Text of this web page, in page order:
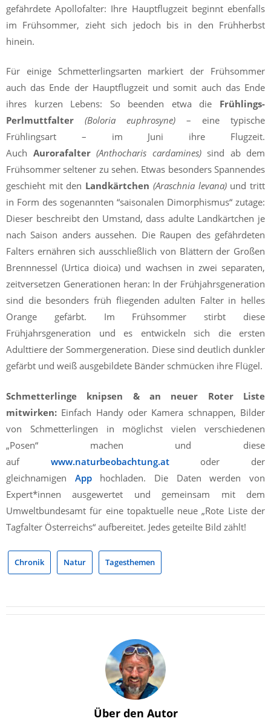
gefährdete Apollofalter: Ihre Hauptflugzeit beginnt ebenfalls
im Frühsommer, zieht sich jedoch bis in den Frühherbst
hinein.
Für einige Schmetterlingsarten markiert der Frühsommer
auch das Ende der Hauptflugzeit und somit auch das Ende
ihres kurzen Lebens: So beenden etwa die Frühlings-
Perlmuttfalter
(Boloria euphrosyne) – eine typische
Frühlingsart – im Juni ihre Flugzeit.
Auch Aurorafalter (Anthocharis cardamines) sind ab dem
Frühsommer seltener zu sehen. Etwas besonders Spannendes
geschieht mit den Landkärtchen (Araschnia levana)und tritt
in Form des sogenannten “saisonalen Dimorphismus“ zutage:
Dieser beschreibt den Umstand, dass adulte Landkärtchen je
nach Saison anders aussehen. Die Raupen des gefährdeten
Falters ernähren sich ausschließlich von Blättern der Großen
Brennnessel (Urtica dioica) und wachsen in zwei separaten,
zeitversetzen Generationen heran: In der Frühjahrsgeneration
sind die besonders früh fliegenden adulten Falter in helles
Orange gefärbt. Im Frühsommer stirbt diese
Frühjahrsgeneration und es entwickeln sich die ersten
Adulttiere der Sommergeneration. Diese sind deutlich dunkler
gefärbt und weiß ausgebildete Bänder schmücken ihre Flügel.
Schmetterlinge knipsen & an neuer Roter Liste
mitwirken: Einfach Handy oder Kamera schnappen, Bilder
von Schmetterlingen in möglichst vielen verschiedenen
„Posen“ machen und diese
auf www.naturbeobachtung.atoder der
gleichnamigen Apphochladen. Die Daten werden von
Expert*innen ausgewertet und gemeinsam mit dem
Umweltbundesamt für eine topaktuelle neue „Rote Liste der
Tagfalter Österreichs“ aufbereitet. Jedes geteilte Bild zählt!
Chronik Natur Tagesthemen
Über den Autor